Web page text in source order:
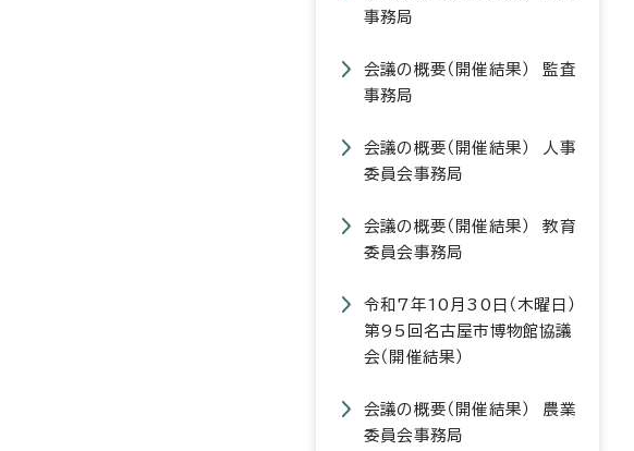
事務局
会議の概要（開催結果） 監査
事務局
会議の概要（開催結果） 人事
委員会事務局
会議の概要（開催結果） 教育
委員会事務局
令和7年10月30日（木曜日）
第95回名古屋市博物館協議
会（開催結果）
会議の概要（開催結果） 農業
委員会事務局